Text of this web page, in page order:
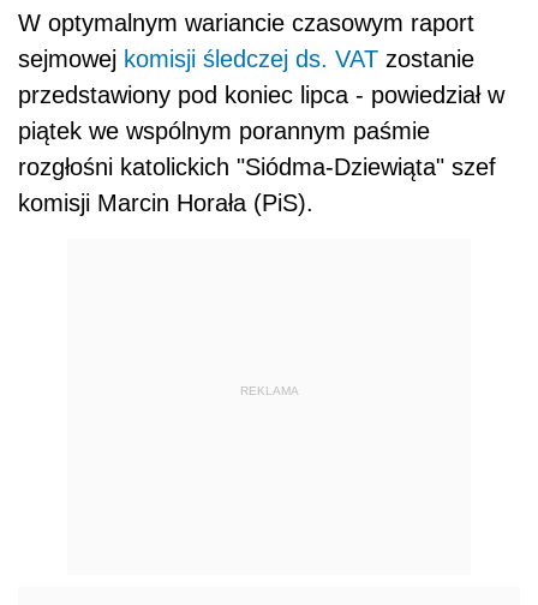
W optymalnym wariancie czasowym raport
sejmowej komisji śledczej ds. VAT zostanie
przedstawiony pod koniec lipca - powiedział w
piątek we wspólnym porannym paśmie
rozgłośni katolickich "Siódma-Dziewiąta" szef
komisji Marcin Horała (PiS).
REKLAMA